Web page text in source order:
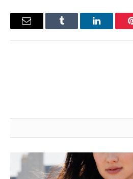
بينتيريستلينكدإن Tumblr
البريد